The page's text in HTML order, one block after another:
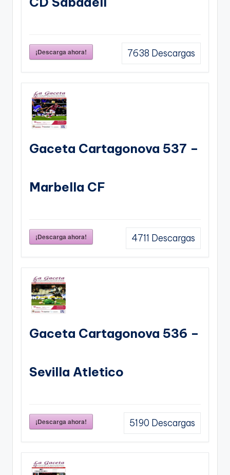
¡Descarga ahora! 7638 Descargas
Gaceta Cartagonova 537 –
Marbella CF
¡Descarga ahora! 4711 Descargas
Gaceta Cartagonova 536 –
Sevilla Atletico
¡Descarga ahora! 5190 Descargas